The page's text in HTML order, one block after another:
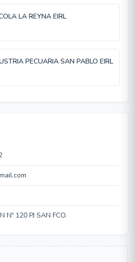
LA REYNA EIRL
PECUARIA SAN PABLO EIRL
Nº 120 PJ SAN FCO.